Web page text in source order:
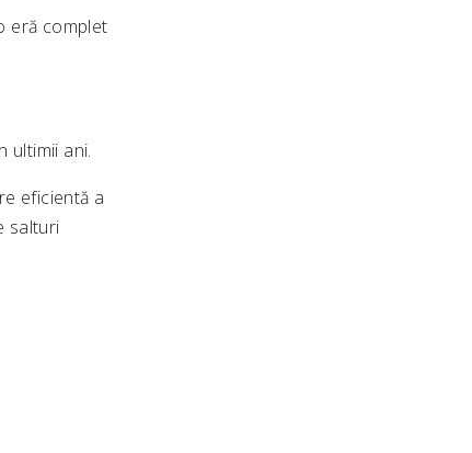
eră complet
ultimii ani.
eficientă a
salturi